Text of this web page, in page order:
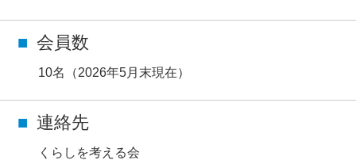
会員数
10名（2026年5月末現在）
連絡先
くらしを考える会